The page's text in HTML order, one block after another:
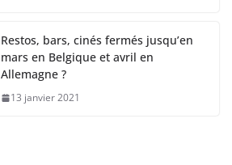
Restos, bars, cinés fermés jusqu’en
mars en Belgique et avril en
Allemagne ?
13 janvier 2021